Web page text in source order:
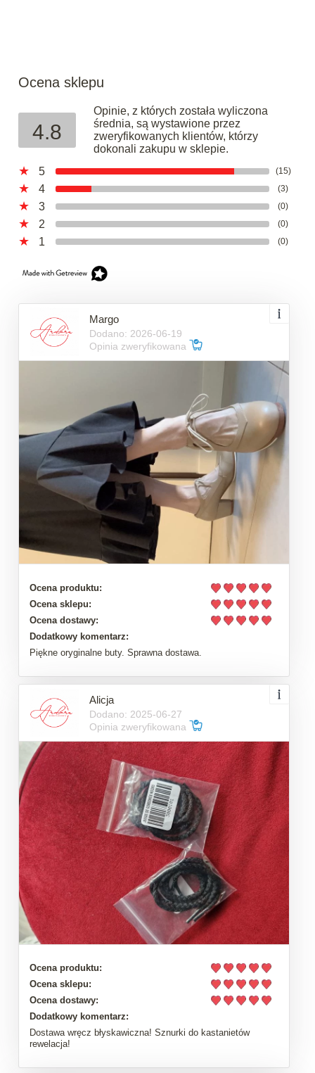
Ocena sklepu
4.8
Opinie, z których została wyliczona
średnia, są wystawione przez
zweryfikowanych klientów, którzy
dokonali zakupu w sklepie.
5
(15)
4 (3)
3 (0)
2 (0)
1 (0)
Margo
Dodano: 2026-06-19
Opinia zweryfikowana
Ocena produktu:
Ocena sklepu:
Ocena dostawy:
Dodatkowy komentarz:
Piękne oryginalne buty. Sprawna dostawa.
Alicja
Dodano: 2025-06-27
Opinia zweryfikowana
Ocena produktu:
Ocena sklepu:
Ocena dostawy:
Dodatkowy komentarz:
Dostawa wręcz błyskawiczna! Sznurki do kastanietów
rewelacja!